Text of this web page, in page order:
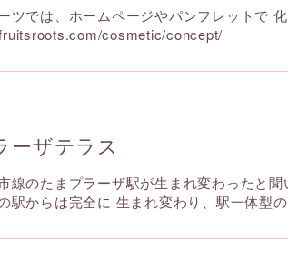
ツでは、ホームページやパンフレットで
cosmetic/concept/
ーザテラス
線のたまプラーザ駅が生まれ変わったと
駅からは完全に 生まれ変わり、駅一体型